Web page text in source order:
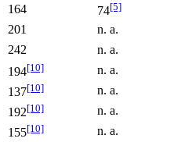
164 74[5]
201
n. a.
242
n. a.
194[10]
n. a.
137[10]
n. a.
192[10]
n. a.
155[10]
n. a.